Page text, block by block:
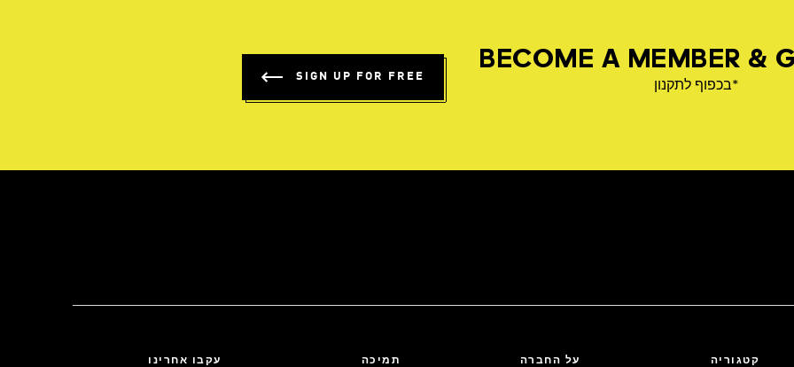
BECOME A MEMBER &
*בכפוף לתקנון
SIGN UP FOR FREE
קטגוריה על החברה תמיכה עקבו אחרינו